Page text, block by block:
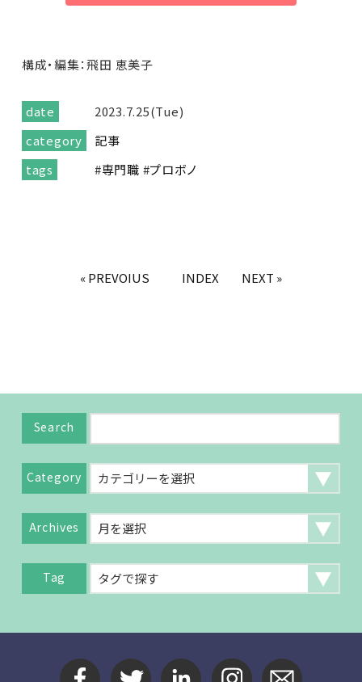
構成・編集：飛田 恵美子
date
2023.7.25(Tue)
category
記事
tags
#専門職 #プロボノ
« PREVOIUS INDEX NEXT »
Search
Category
Archives
Tag